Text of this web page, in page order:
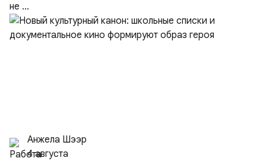
не ...
Анжела Шээр
4 августа